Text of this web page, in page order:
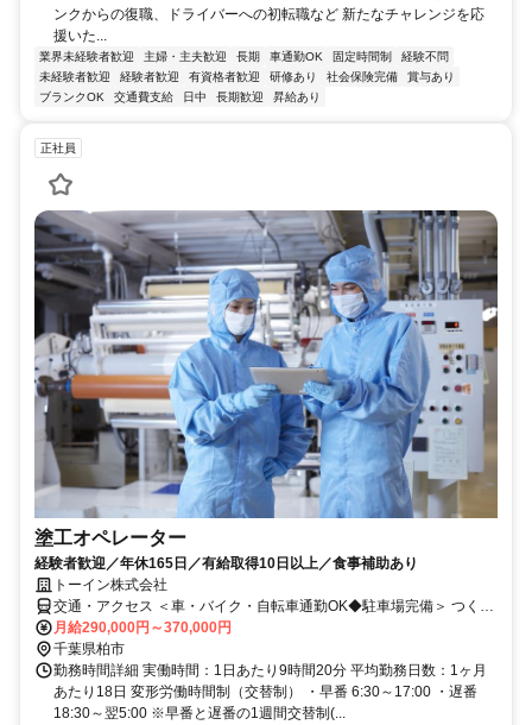
ンクからの復職、ドライバーへの初転職など 新たなチャレンジを応
援いた...
業界未経験者歓迎 主婦・主夫歓迎 長期 車通勤OK 固定時間制
経験不問
未経験者歓迎
経験者歓迎 有資格者歓迎 研修あり 社会保険完備
賞与あり
ブランクOK
交通費支給 日中 長期歓迎 昇給あり
正社員
塗工オペレーター
経験者歓迎／年休165日／有給取得10日以上／食事補助あり
トーイン株式会社
交通・アクセス ＜車・バイク・自転車通勤OK◆駐車場完備＞ つくば
エクスプレス「柏の葉キャンパス駅」からバス10分
月給290,000円～370,000円
千葉県柏市
勤務時間詳細 実働時間：1日あたり9時間20分 平均勤務日数：1ヶ月
あたり18日 変形労働時間制（交替制） ・早番 6:30～17:00 ・遅番
18:30～翌5:00 ※早番と遅番の1週間交替制(...